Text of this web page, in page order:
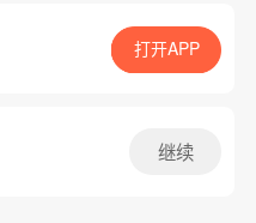
打开APP
继续